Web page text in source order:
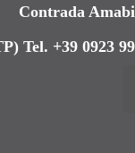
Contrada
Tel. +39 0923